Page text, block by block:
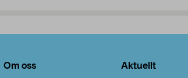
Om oss Aktuellt